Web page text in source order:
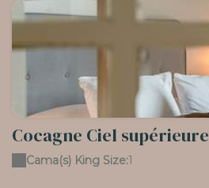
Cocagne Ciel supérieure
Cama(s) King Size:1